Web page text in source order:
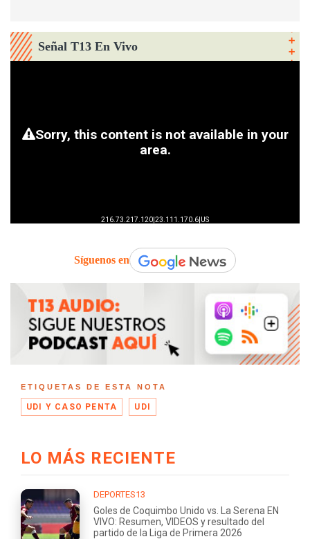
Señal T13 En Vivo
Síguenos en
ETIQUETAS DE ESTA NOTA
UDI Y CASO PENTA UDI
LO MÁS RECIENTE
DEPORTES13
Goles de Coquimbo Unido vs. La Serena EN
VIVO: Resumen, VIDEOS y resultado del
partido de la Liga de Primera 2026